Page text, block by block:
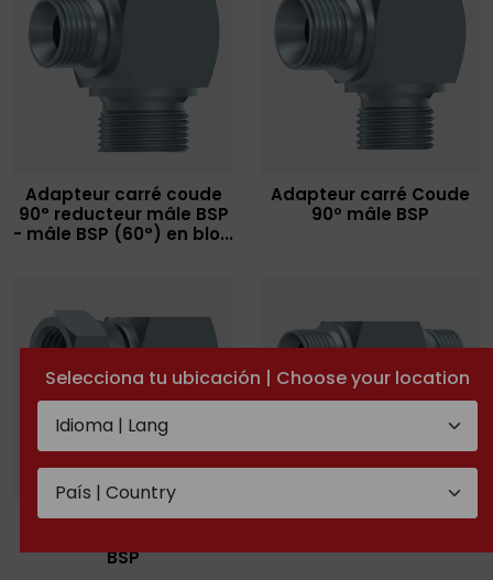
Selecciona tu ubicación | Choose your location
Adapteur carré coude
90° reducteur mâle BSP
- mâle BSP (60°) en blo...
Adapteur carré Coude
90º mâle BSP
Adapteur carré Coude
BSP
Adapteur carré Té mâle